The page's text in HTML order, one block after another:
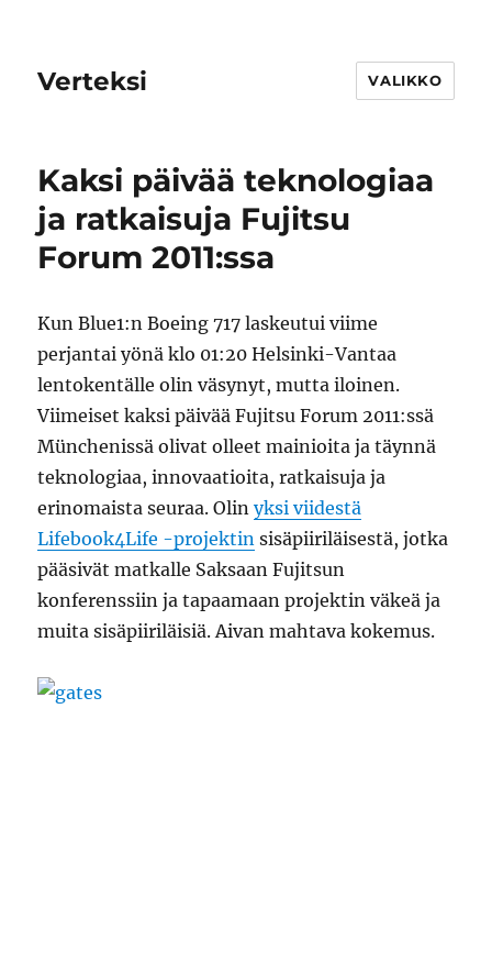
Verteksi VALIKKO
Kaksi päivää teknologiaa
ja ratkaisuja Fujitsu
Forum 2011:ssa
Kun Blue1:n Boeing 717 laskeutui viime
perjantai yönä klo 01:20 Helsinki-Vantaa
lentokentälle olin väsynyt, mutta iloinen.
Viimeiset kaksi päivää Fujitsu Forum 2011:ssä
Münchenissä olivat olleet mainioita ja täynnä
teknologiaa, innovaatioita, ratkaisuja ja
erinomaista seuraa. Olinyksi viidestä
Lifebook4Life -projektin sisäpiiriläisestä, jotka
pääsivät matkalle Saksaan Fujitsun
konferenssiin ja tapaamaan projektin väkeä ja
muita sisäpiiriläisiä. Aivan mahtava kokemus.